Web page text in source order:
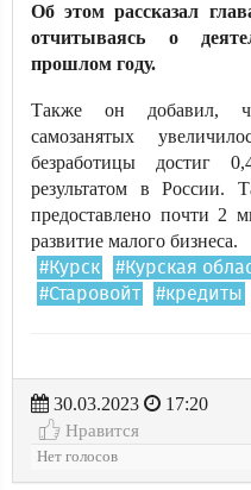
Об этом рассказал
отчитываясь о
прошлом году.
Также он добавил,
самозанятых
безработицы достиг
результатом в
предоставлено почти 2
развитие малого бизнеса.
#Курск #Курская
#Старовойт
#кредиты
30.03.2023
17:20
Нравится
Нет голосов